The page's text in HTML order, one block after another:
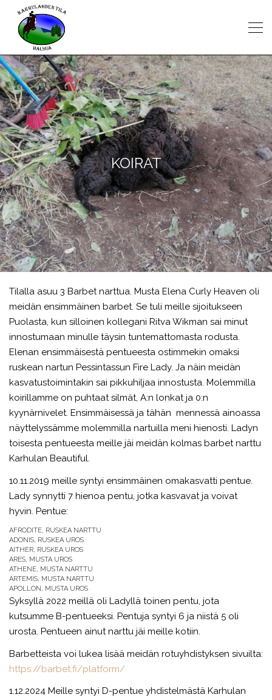
KOIRAT
Tilalla asuu 3 Barbet narttua. Musta Elena Curly Heaven oli
meidän ensimmäinen barbet. Se tuli meille sijoitukseen
Puolasta, kun silloinen kollegani Ritva Wikman sai minut
innostumaan minulle täysin tuntemattomasta rodusta.
Elenan ensimmäisestä pentueesta ostimmekin omaksi
ruskean nartun Pessintassun Fire Lady. Ja näin meidän
kasvatustoimintakin sai pikkuhiljaa innostusta. Molemmilla
koirillamme on puhtaat silmät, A:n lonkat ja 0:n
kyynärnivelet. Ensimmäisessä ja tähän mennessä ainoassa
näyttelyssämme molemmilla nartuilla meni hienosti. Ladyn
toisesta pentueesta meille jäi meidän kolmas barbet narttu
Karhulan Beautiful.
10.11.2019 meille syntyi ensimmäinen omakasvatti pentue.
Lady synnytti 7 hienoa pentu, jotka kasvavat ja voivat
hyvin. Pentue:
AFRODITE, RUSKEA NARTTU
ADONIS, RUSKEA UROS
AITHER, RUSKEA UROS
ARES, MUSTA UROS
ATHENE, MUSTA NARTTU
ARTEMIS, MUSTA NARTTU
APOLLON, MUSTA UROS
Syksyllä 2022 meillä oli Ladyllä toinen pentu, jota
kutsumme B-pentueeksi. Pentuja syntyi 6 ja niistä 5 oli
urosta. Pentueen ainut narttu jäi meille kotiin.
Barbetteista voi lukea lisää meidän rotuyhdistyksen sivuilta:
https://barbet.fi/platform/
1.12.2024 Meille syntyi D-pentue yhdistelmästä Karhulan